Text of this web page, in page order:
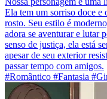
Ela tem um sorriso doce e
rosto. Seu estilo é
adora se aventurar e lutar
senso de justiça, ela está
apesar de seu exterior
passar tempo com amigos.
#Romântico #Fantasia